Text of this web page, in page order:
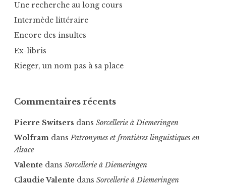
Une recherche au long cours
Intermède littéraire
Encore des insultes
Ex-libris
Rieger, un nom pas à sa place
Commentaires récents
Pierre Switsers dans Sorcellerie à Diemeringen
Wolfram dans Patronymes et frontières linguistiques en
Alsace
Valente dans Sorcellerie à Diemeringen
Claudie Valente dans Sorcellerie à Diemeringen